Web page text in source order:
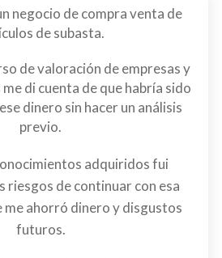
negocio de compra venta de
de subasta.
de valoración de empresas y
di cuenta de que habría sido
dinero sin hacer un análisis
previo.
adquiridos fui
riesgos de continuar con esa
me ahorró dinero y disgustos
futuros.